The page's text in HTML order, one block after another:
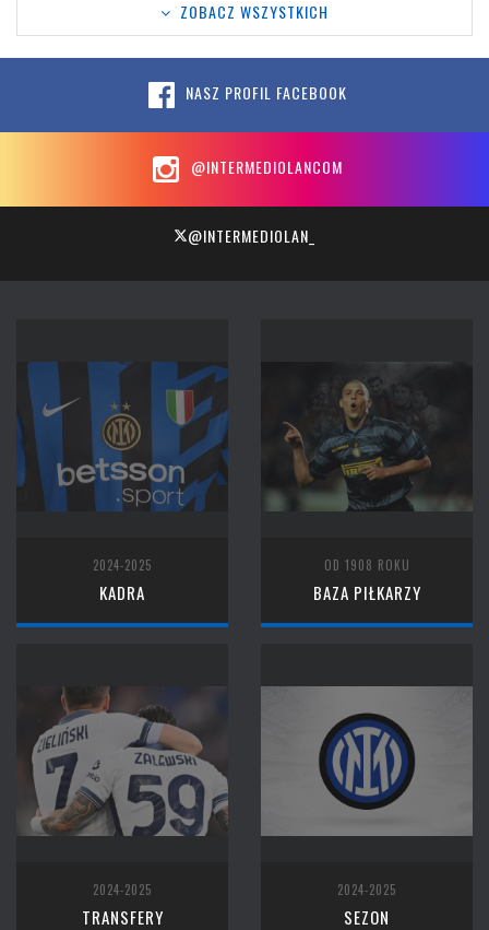
ZOBACZ WSZYSTKICH
NASZ PROFIL FACEBOOK
@INTERMEDIOLANCOM
@INTERMEDIOLAN_
2024-2025
KADRA
OD 1908 ROKU
BAZA PIŁKARZY
2024-2025
TRANSFERY
2024-2025
SEZON